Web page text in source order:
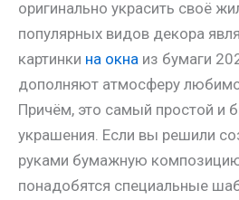
оригинально украсить своё
популярных видов декора
картинки на окна из бумаги
дополняют атмосферу
Причём, это самый простой и
украшения. Если вы решили
руками бумажную
понадобятся специальные